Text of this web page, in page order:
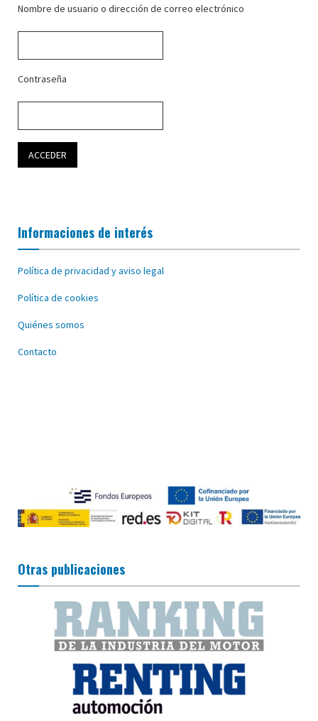
Nombre de usuario o dirección de correo electrónico
Contraseña
Informaciones de interés
Política de privacidad y aviso legal
Política de cookies
Quiénes somos
Contacto
Otras publicaciones